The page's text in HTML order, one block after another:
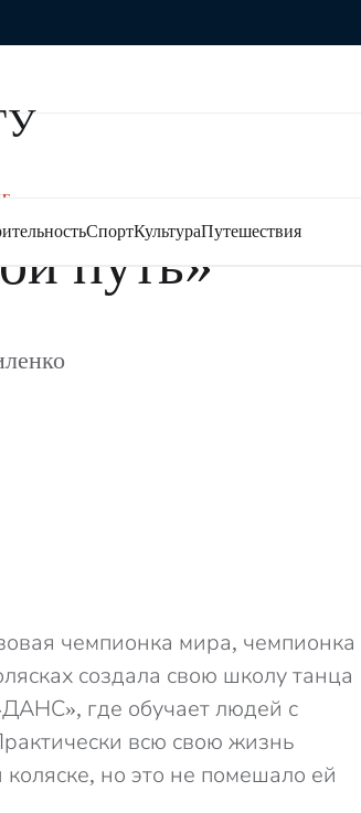
СпортКультураПутешествия
путь»
чемпионка мира, чемпионка
создала свою школу танца
где обучает людей с
всю свою жизнь
но это не помешало ей